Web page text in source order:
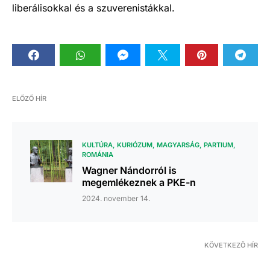
liberálisokkal és a szuverenistákkal.
ELŐZŐ HÍR
KULTÚRA KURIÓZUM MAGYARSÁG PARTIUM
ROMÁNIA
Wagner Nándorról is
megemlékeznek a PKE-n
2024. november 14.
KÖVETKEZŐ HÍR